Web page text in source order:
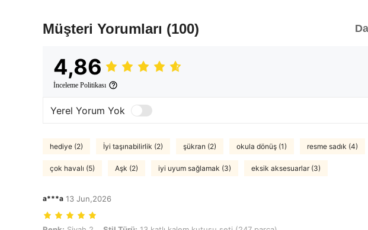
Müşteri Yorumları (100)
4,86
İnceleme Politikası
Yerel Yorum Yok
hediye (2) İyi taşınabilirlik (2) şükran (2) okula dönüş (1) resme sadık (4)
çok havalı (5) Aşk (2) iyi uyum sağlamak (3) eksik aksesuarlar (3)
a***a 13 Jun,2026